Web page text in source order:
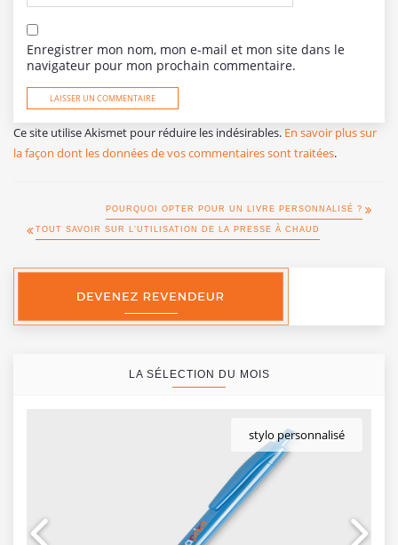
Enregistrer mon nom, mon e-mail et mon site dans le
navigateur pour mon prochain commentaire.
Ce site utilise Akismet pour réduire les indésirables. En savoir plus sur
la façon dont les données de vos commentaires sont traitées.
POURQUOI OPTER POUR UN LIVRE PERSONNALISÉ ?
TOUT SAVOIR SUR L’UTILISATION DE LA PRESSE À CHAUD
LA SÉLECTION DU MOIS
stylo personnalisé